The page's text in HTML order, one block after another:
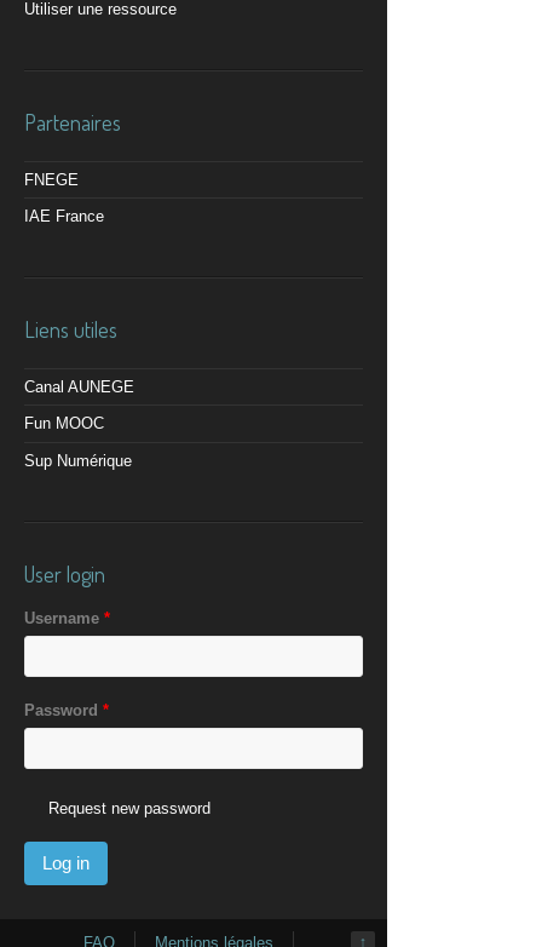
Utiliser une ressource
Partenaires
FNEGE
IAE France
Liens utiles
Canal AUNEGE
Fun MOOC
Sup Numérique
User login
Username *
Password *
Request new password
↑
FAQ Mentions légales